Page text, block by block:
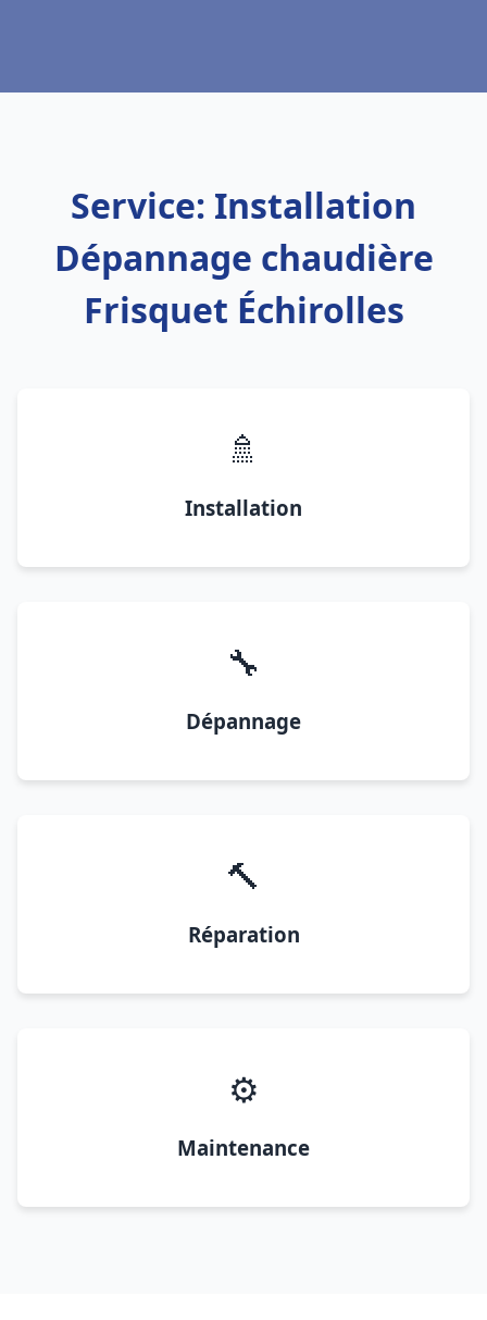
Service: Installation
Dépannage chaudière
Frisquet Échirolles
🚿
Installation
🔧
Dépannage
🔨
Réparation
⚙️
Maintenance